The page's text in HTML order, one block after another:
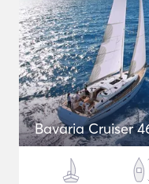
Bavaria Cruiser